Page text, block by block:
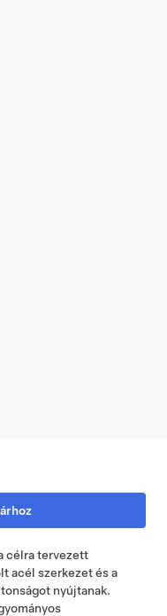
célra tervezett
acél szerkezet és a
nyújtanak.